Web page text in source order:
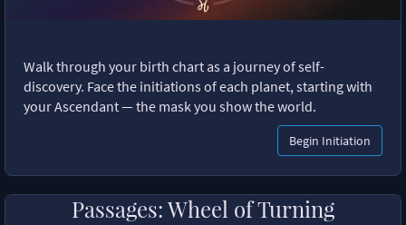
Walk through your birth chart as a journey of self-
discovery. Face the initiations of each planet, starting with
your Ascendant — the mask you show the world.
Begin Initiation
Passages: Wheel of Turning